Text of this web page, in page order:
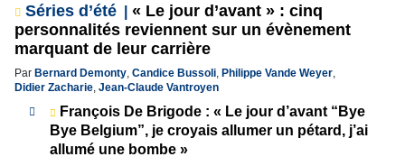
Séries d’été
« Le jour d’avant » : cinq
personnalités reviennent sur un évènement
marquant de leur carrière
Par Bernard Demonty, Candice Bussoli, Philippe Vande Weyer,
Didier Zacharie, Jean-Claude Vantroyen
François De Brigode : « Le jour d’avant “Bye
Bye Belgium”, je croyais allumer un pétard, j’ai
allumé une bombe »